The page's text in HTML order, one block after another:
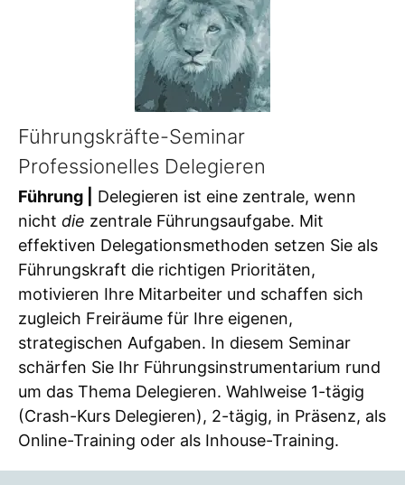
Führungskräfte-Seminar
Professionelles Delegieren
Führung |
Delegieren ist eine zentrale, wenn
nicht die zentrale Führungsaufgabe. Mit
effektiven Delegationsmethoden setzen Sie als
Führungskraft die richtigen Prioritäten,
motivieren Ihre Mitarbeiter und schaffen sich
zugleich Freiräume für Ihre eigenen,
strategischen Aufgaben. In diesem Seminar
schärfen Sie Ihr Führungsinstrumentarium rund
um das Thema Delegieren. Wahlweise 1-tägig
(Crash-Kurs Delegieren), 2-tägig, in Präsenz, als
Online-Training oder als Inhouse-Training.